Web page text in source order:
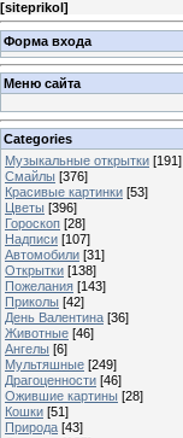
[siteprikol]
Форма входа
Меню сайта
Categories
Музыкальные открытки [191]
Смайлы [376]
Красивые картинки [53]
Цветы [396]
Гороскоп [28]
Надписи [107]
Автомобили [31]
Открытки [138]
Пожелания [143]
Приколы [42]
День Валентина [36]
Животные [46]
Ангелы [6]
Мультяшные [249]
Драгоценности [46]
Ожившие картины [28]
Кошки [51]
Природа [43]